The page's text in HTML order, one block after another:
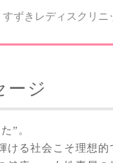
すずきレディスクリ
ージ
”。
ける社会こそ理想